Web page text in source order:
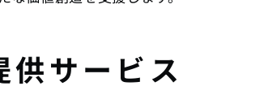
供サービス